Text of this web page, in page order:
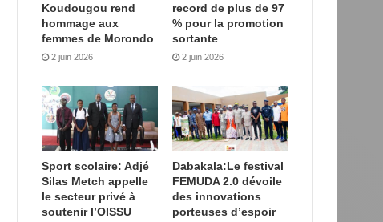
Koudougou rend
hommage aux
femmes de Morondo
2 juin 2026
record de plus de 97
% pour la promotion
sortante
2 juin 2026
Sport scolaire: Adjé
Silas Metch appelle
le secteur privé à
soutenir l’OISSU
Dabakala:Le festival
FEMUDA 2.0 dévoile
des innovations
porteuses d’espoir